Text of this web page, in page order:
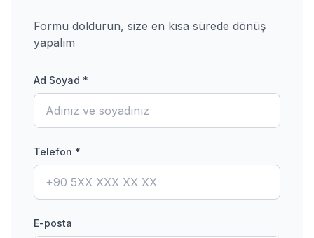
Formu doldurun, size en kısa sürede dönüş
yapalım
Ad Soyad *
Telefon *
E-posta